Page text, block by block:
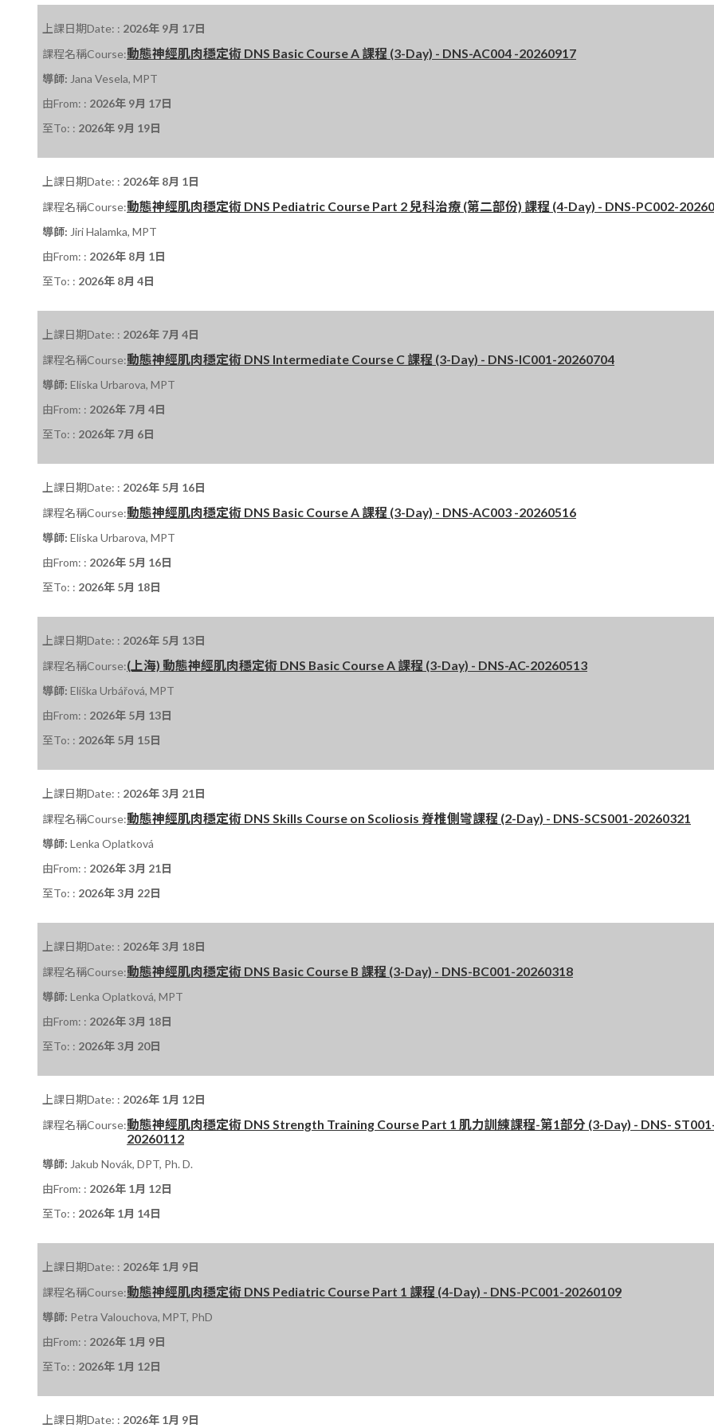
上課日期Date: : 2026年 9月 17日
課程名稱Course:動態神經肌肉穩定術 DNS Basic Course A 課程 (3-Day) - DNS-AC004 -20260917
導師: Jana Vesela, MPT
由From: : 2026年 9月 17日
至To: : 2026年 9月 19日
上課日期Date: : 2026年 8月 1日
課程名稱Course:動態神經肌肉穩定術 DNS Pediatric Course Part 2 兒科治療 (第二部份) 課程 (4-Day) - DNS-PC002-
導師: Jiri Halamka, MPT
由From: : 2026年 8月 1日
至To: : 2026年 8月 4日
上課日期Date: : 2026年 7月 4日
課程名稱Course:動態神經肌肉穩定術 DNS Intermediate Course C 課程 (3-Day) - DNS-IC001-20260704
導師: Eliska Urbarova, MPT
由From: : 2026年 7月 4日
至To: : 2026年 7月 6日
上課日期Date: : 2026年 5月 16日
課程名稱Course:動態神經肌肉穩定術 DNS Basic Course A 課程 (3-Day) - DNS-AC003 -20260516
導師: Eliska Urbarova, MPT
由From: : 2026年 5月 16日
至To: : 2026年 5月 18日
上課日期Date: : 2026年 5月 13日
課程名稱Course:(上海) 動態神經肌肉穩定術 DNS Basic Course A 課程 (3-Day) - DNS-AC-20260513
導師: Eliška Urbářová, MPT
由From: : 2026年 5月 13日
至To: : 2026年 5月 15日
上課日期Date: : 2026年 3月 21日
課程名稱Course:動態神經肌肉穩定術 DNS Skills Course on Scoliosis 脊椎側彎課程 (2-Day) - DNS-SCS001-20260321
導師: Lenka Oplatková
由From: : 2026年 3月 21日
至To: : 2026年 3月 22日
上課日期Date: : 2026年 3月 18日
課程名稱Course:動態神經肌肉穩定術 DNS Basic Course B 課程 (3-Day) - DNS-BC001-20260318
導師: Lenka Oplatková, MPT
由From: : 2026年 3月 18日
至To: : 2026年 3月 20日
上課日期Date: : 2026年 1月 12日
課程名稱Course:動態神經肌肉穩定術 DNS Strength Training Course Part 1 肌力訓練課程-第1部分 (3-Day) - DNS-
20260112
導師: Jakub Novák, DPT, Ph. D.
由From: : 2026年 1月 12日
至To: : 2026年 1月 14日
上課日期Date: : 2026年 1月 9日
課程名稱Course:動態神經肌肉穩定術 DNS Pediatric Course Part 1 課程 (4-Day) - DNS-PC001-20260109
導師: Petra Valouchova, MPT, PhD
由From: : 2026年 1月 9日
至To: : 2026年 1月 12日
上課日期Date: : 2026年 1月 9日